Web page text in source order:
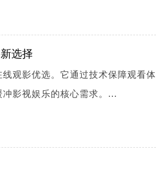
选择
观影优选。它通过技术保障观看体
影视娱乐的核心需求。...